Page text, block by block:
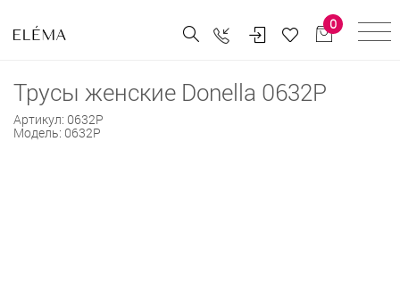
0
Трусы женские Donella 0632P
Артикул: 0632P
Модель: 0632P